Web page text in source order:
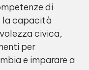
di
la capacità
civica,
per
e imparare a